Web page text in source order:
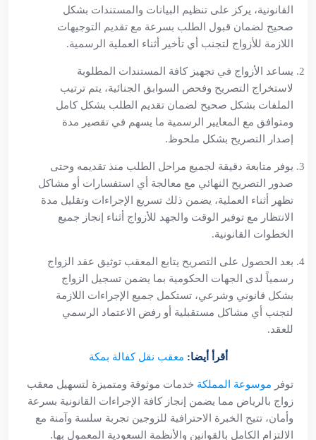
القانونية، يركز على تنظيم البيانات والمستندات بشكل
صحيح لضمان قبول الطلب بسرعة مع تقديم التوجيهات
اللازمة للأزواج لتجنب أي تأخير أثناء العملية الرسمية.
يساعد الأزواج في تجهيز كافة المستندات المطلوبة
لاستخراج التصريح وفحص السوابق الجنائية، يتم ترتيب
الملفات بشكل صحيح لضمان تقديم الطلب بشكل كامل
ومتوافق مع المعايير الرسمية ما يسهم في تقصير مدة
إصدار التصريح بشكل ملحوظ.
يوفر متابعة دقيقة لجميع مراحل الطلب منذ تقديمه وحتى
صدور التصريح النهائي مع معالجة أي استفسارات أو مشاكل
تظهر أثناء العملية، يضمن ذلك تسريع الإجراءات وتقليل مدة
الانتظار مع توفير الوقت والجهد للأزواج أثناء إنجاز جميع
الخطوات القانونية.
بعد الحصول على التصريح يتابع المعقب توثيق عقد الزواج
رسمياً لدى الجهات الحكومية بما يضمن تسجيل الزواج
بشكل قانوني وشرعي، تستكمل جميع الإجراءات اللازمة
لتجنب أي مشاكل مستقبلية أو رفض الاعتماد الرسمي
للعقد.
أقرأ أيضا: معقب نقل كفالة بمكة
توفر موسوعة المملكة خدمات موثوقة ومتميزة لتسهيل معقب
زواج بالرياض مما يضمن إنجاز كافة الإجراءات القانونية بسرعة
وأمان، تتيح الخبرة الاحترافية للزوجين تجربة سلسة وآمنة مع
الالتزام الكامل بالقوانين والأنظمة السعودية المعمول بها.